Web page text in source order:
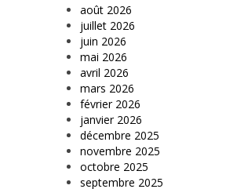
août 2026
juillet 2026
juin 2026
mai 2026
avril 2026
mars 2026
février 2026
janvier 2026
décembre 2025
novembre 2025
octobre 2025
septembre 2025